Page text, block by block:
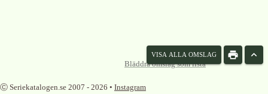
VISA ALLA OMSLAG
Bläddra omslag som lista
Ⓒ Seriekatalogen.se 2007 - 2026 • Instagram